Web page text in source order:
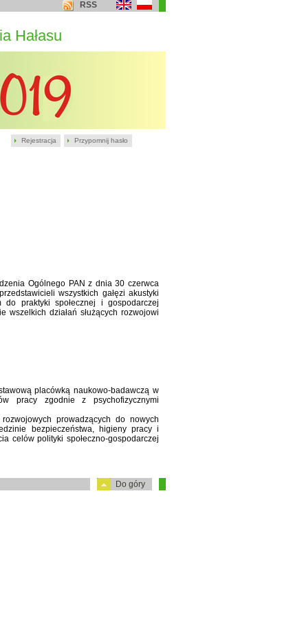
Rejestracja Przypomnij hasło
RSS
Hałasu
Ogólnego PAN z dnia 30 czerwca
wszystkich gałęzi akustyki
praktyki społecznej i gospodarczej
działań służących rozwojowi
placówką naukowo-badawczą w
pracy zgodnie z psychofizycznymi
prowadzących do nowych
bezpieczeństwa, higieny pracy i
celów polityki społeczno-gospodarczej
Do góry